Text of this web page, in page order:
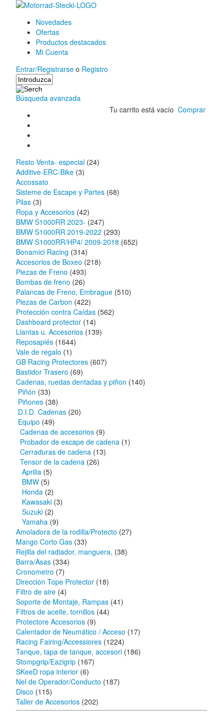
Novedades
Ofertas
Productos destacados
Mi Cuenta
Entrar/Registrarse o Registro
Búsqueda avanzada
Tu carrito está vacío Comprar
Resto Venta- especial (24)
Additive-ERC-Bike (3)
Accossato
Sisteme de Escape y Partes (68)
Pilas (3)
Ropa y Accesorios (42)
BMW S1000RR 2023- (247)
BMW S1000RR 2019-2022 (293)
BMW S1000RR/HP4/ 2009-2018 (652)
Bonamici Racing (314)
Accesorios de Boxeo (218)
Piezas de Freno (493)
Bombas de freno (26)
Palancas de Freno, Embrague (510)
Piezas de Carbon (422)
Protección contra Caídas (562)
Dashboard protector (14)
Llantas u. Accesorios (139)
Reposapiés (1644)
Vale de regalo (1)
GB Racing Protectores (607)
Bastidor Trasero (69)
Cadenas, ruedas dentadas y piñon (140)
Piñón (33)
Piñones (38)
D.I.D. Cadenas (20)
Equipo (49)
Cadenas de accesorios (9)
Probador de escape de cadena (1)
Cerraduras de cadena (13)
Tensor de la cadena (26)
Aprilia (5)
BMW (5)
Honda (2)
Kawasaki (3)
Suzuki (2)
Yamaha (9)
Amoladora de la rodilla/Protecto (27)
Mango Corto Gas (33)
Rejilla del radiador, manguera, (38)
Barra/Asas (334)
Cronometro (7)
Dirección Tope Protector (18)
Filtro de aire (4)
Soporte de Montaje, Rampas (41)
Filtros de aceite, tornillos (44)
Protectore Accesorios (9)
Calentador de Neumático / Acceso (17)
Racing Fairing/Accessiores (1224)
Tanque, tapa de tanque, accesori (186)
Stompgrip/Eazigrip (167)
SKeeD ropa interior (6)
Nel de Operador/Conducto (187)
Disco (115)
Taller de Accesorios (202)